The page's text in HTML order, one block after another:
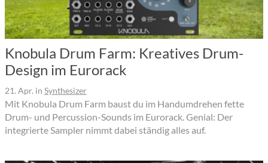
Knobula Drum Farm: Kreatives Drum-
Design im Eurorack
21. Apr. in Synthesizer
Mit Knobula Drum Farm baust du im Handumdrehen fette
Drum- und Percussion-Sounds im Eurorack. Genial: Der
integrierte Sampler nimmt dabei ständig alles auf.